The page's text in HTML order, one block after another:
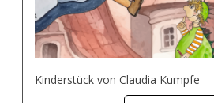
Kinderstück von Claudia Kumpfe